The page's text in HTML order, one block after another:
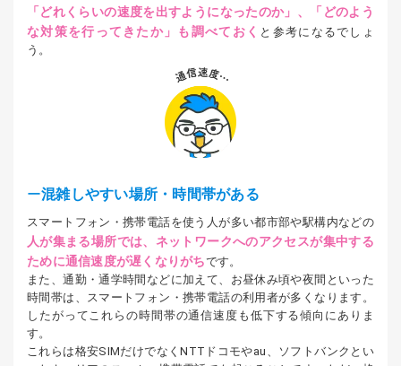
「どれくらいの速度を出すようになったのか」、「どのよう
な対策を行ってきたか」も調べておく と参考になるでしょ
う。
混雑しやすい場所・時間帯がある
スマートフォン・携帯電話を使う人が多い都市部や駅構内などの
人が集まる場所では、ネットワークへのアクセスが集中する
ために通信速度が遅くなりがちです。
また、通勤・通学時間などに加えて、お昼休み頃や夜間といった
時間帯は、スマートフォン・携帯電話の利用者が多くなります。
したがってこれらの時間帯の通信速度も低下する傾向にありま
す。
これらは格安SIMだけでなくNTTドコモやau、ソフトバンクとい